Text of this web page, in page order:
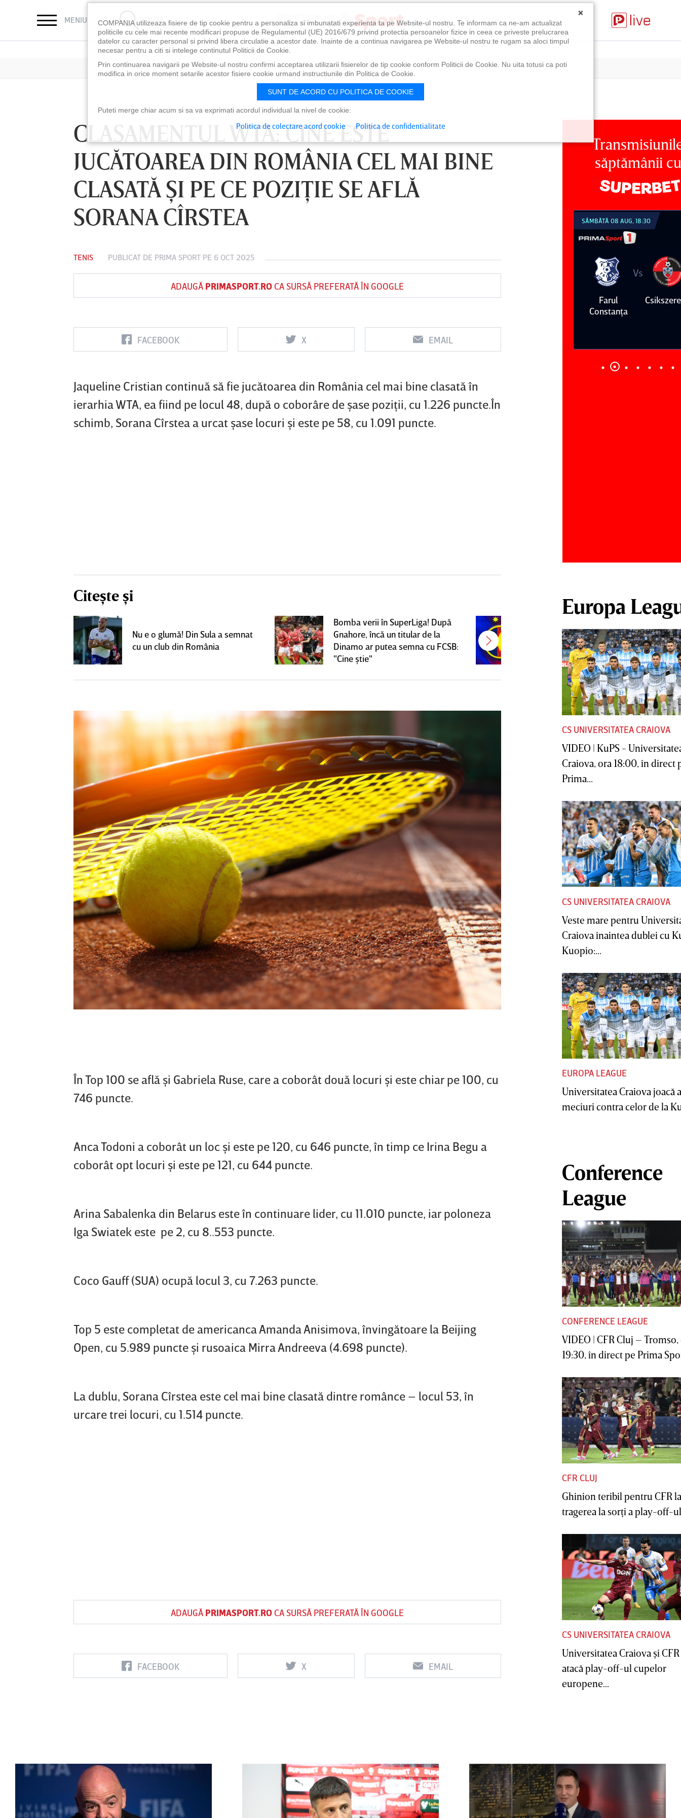
MENIU CAUTĂ
CLASAMENTUL WTA: CINE ESTE
JUCĂTOAREA DIN ROMÂNIA CEL MAI BINE
CLASATĂ ŞI PE CE POZIŢIE SE AFLĂ
SORANA CÎRSTEA
TENIS PUBLICAT DE PRIMA SPORT PE 6 OCT 2025
ADAUGĂ PRIMASPORT.ROCA SURSĂ PREFERATĂ ÎN GOOGLE
FACEBOOK X EMAIL
Jaqueline Cristian continuă să fie jucătoarea din România cel mai bine clasată în
ierarhia WTA, ea fiind pe locul 48, după o coborâre de şase poziţii, cu 1.226 puncte.În
schimb, Sorana Cîrstea a urcat şase locuri şi este pe 58, cu 1.091 puncte.
Citește și
Nu e o glumă! Din Sula a semnat
cu un club din România
Bomba verii în SuperLiga! După
Gnahore, încă un titular de la
Dinamo ar putea semna cu FCSB:
"Cine ştie"
E gata! FCSB a transferat un
jucător campion şi câştigător de
În Top 100 se află şi Gabriela Ruse, care a coborât două locuri şi este chiar pe 100, cu
746 puncte.
Anca Todoni a coborât un loc şi este pe 120, cu 646 puncte, în timp ce Irina Begu a
coborât opt locuri şi este pe 121, cu 644 puncte.
Arina Sabalenka din Belarus este în continuare lider, cu 11.010 puncte, iar poloneza
Iga Swiatek este pe 2, cu 8..553 puncte.
Coco Gauff (SUA) ocupă locul 3, cu 7.263 puncte.
Top 5 este completat de americanca Amanda Anisimova, învingătoare la Beijing
Open, cu 5.989 puncte şi rusoaica Mirra Andreeva (4.698 puncte).
La dublu, Sorana Cîrstea este cel mai bine clasată dintre românce – locul 53, în
urcare trei locuri, cu 1.514 puncte.
ADAUGĂ PRIMASPORT.ROCA SURSĂ PREFERATĂ ÎN GOOGLE
FACEBOOK X EMAIL
săptămânii cu
LUNI 10 AUG, 18:30
FC Botoşani
Vs
Corvinul
LUNI 10 AUG, 21:30
Sepsi OSK Sf
Vs
FCSB UTA Arad
Vs
Rapid
Farul
Vs
SÂMBĂTĂ 08 AUG, 21:30
Dinamo
Vs
FC
Europa
CS UNIVERSITATEA CRAIOVA
VIDEO | KuPS -
Craiova, ora 18:00, în direct
Prima...
CS UNIVERSITATEA CRAIOVA
Veste mare pentru
Craiova înaintea dublei cu
Kuopio:...
EUROPA LEAGUE
Universitatea Craiova joacă
meciuri contra celor de la
Conference
League
CONFERENCE LEAGUE
VIDEO | CFR Cluj – Tromso,
19:30, în direct pe Prima
CFR CLUJ
Ghinion teribil pentru CFR la
tragerea la sorţi a play-off-
CS UNIVERSITATEA CRAIOVA
Universitatea Craiova şi
atacă play-off-ul cupelor
europene...
×
COMPANIA utilizeaza fisiere de tip cookie pentru a personaliza si imbunatati experienta ta pe Website-ul nostru. Te informam ca ne-am actualizat
politicile cu cele mai recente modificari propuse de Regulamentul (UE) 2016/679 privind protectia persoanelor fizice in ceea ce priveste prelucrarea
datelor cu caracter personal si privind libera circulatie a acestor date. Inainte de a continua navigarea pe Website-ul nostru te rugam sa aloci timpul
necesar pentru a citi si intelege continutul Politicii de Cookie.
Prin continuarea navigarii pe Website-ul nostru confirmi acceptarea utilizarii fisierelor de tip cookie conform Politicii de Cookie. Nu uita totusi ca poti
modifica in orice moment setarile acestor fisiere cookie urmand instructiunile din Politica de Cookie.
SUNT DE ACORD CU POLITICA DE COOKIE
Puteti merge chiar acum si sa va exprimati acordul individual la nivel de cookie:
Politica de colectare acord cookie Politica de confidentialitate